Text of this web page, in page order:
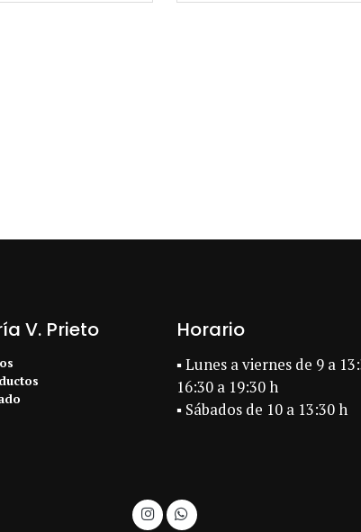
V. Prieto Horario
▪ Lunes a viernes de 9 a
16:30 a 19:30 h
▪ Sábados de 10 a 13:30 h